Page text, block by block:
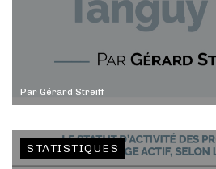
Par Gérard Streiff
STATISTIQUES